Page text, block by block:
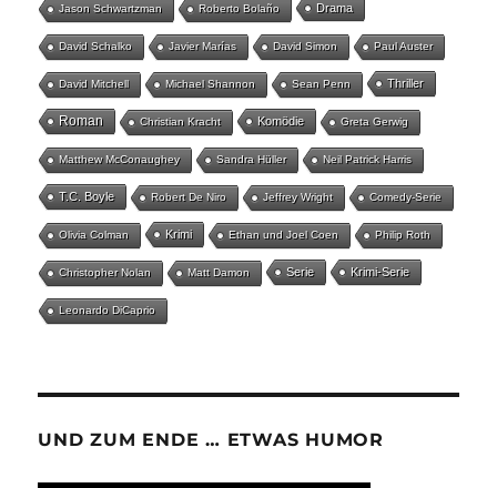
Jason Schwartzman Roberto Bolaño Drama
David Schalko Javier Marías David Simon Paul Auster
David Mitchell Michael Shannon Sean Penn Thriller
Roman Christian Kracht Komödie Greta Gerwig
Matthew McConaughey Sandra Hüller Neil Patrick Harris
T.C. Boyle Robert De Niro Jeffrey Wright Comedy-Serie
Olivia Colman Krimi Ethan und Joel Coen Philip Roth
Christopher Nolan Matt Damon Serie Krimi-Serie
Leonardo DiCaprio
UND ZUM ENDE … ETWAS HUMOR